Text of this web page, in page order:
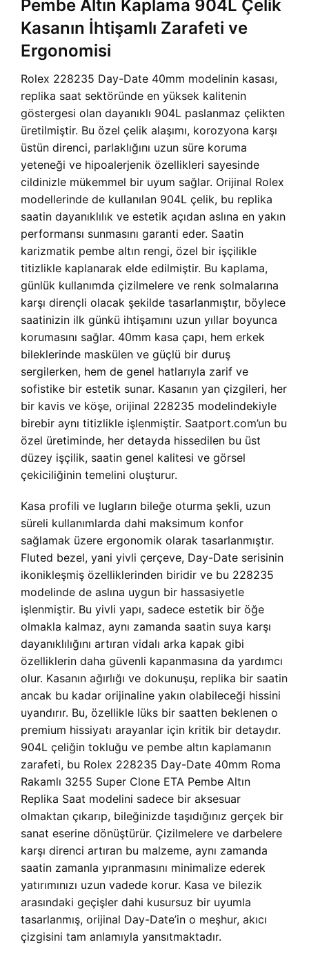
Pembe Altın Kaplama 904L Çelik
Kasanın İhtişamlı Zarafeti ve
Ergonomisi
Rolex 228235 Day-Date 40mm modelinin kasası,
replika saat sektöründe en yüksek kalitenin
göstergesi olan dayanıklı 904L paslanmaz çelikten
üretilmiştir. Bu özel çelik alaşımı, korozyona karşı
üstün direnci, parlaklığını uzun süre koruma
yeteneği ve hipoalerjenik özellikleri sayesinde
cildinizle mükemmel bir uyum sağlar. Orijinal Rolex
modellerinde de kullanılan 904L çelik, bu replika
saatin dayanıklılık ve estetik açıdan aslına en yakın
performansı sunmasını garanti eder. Saatin
karizmatik pembe altın rengi, özel bir işçilikle
titizlikle kaplanarak elde edilmiştir. Bu kaplama,
günlük kullanımda çizilmelere ve renk solmalarına
karşı dirençli olacak şekilde tasarlanmıştır, böylece
saatinizin ilk günkü ihtişamını uzun yıllar boyunca
korumasını sağlar. 40mm kasa çapı, hem erkek
bileklerinde maskülen ve güçlü bir duruş
sergilerken, hem de genel hatlarıyla zarif ve
sofistike bir estetik sunar. Kasanın yan çizgileri, her
bir kavis ve köşe, orijinal 228235 modelindekiyle
birebir aynı titizlikle işlenmiştir. Saatport.com’un bu
özel üretiminde, her detayda hissedilen bu üst
düzey işçilik, saatin genel kalitesi ve görsel
çekiciliğinin temelini oluşturur.
Kasa profili ve lugların bileğe oturma şekli, uzun
süreli kullanımlarda dahi maksimum konfor
sağlamak üzere ergonomik olarak tasarlanmıştır.
Fluted bezel, yani yivli çerçeve, Day-Date serisinin
ikonikleşmiş özelliklerinden biridir ve bu 228235
modelinde de aslına uygun bir hassasiyetle
işlenmiştir. Bu yivli yapı, sadece estetik bir öğe
olmakla kalmaz, aynı zamanda saatin suya karşı
dayanıklılığını artıran vidalı arka kapak gibi
özelliklerin daha güvenli kapanmasına da yardımcı
olur. Kasanın ağırlığı ve dokunuşu, replika bir saatin
ancak bu kadar orijinaline yakın olabileceği hissini
uyandırır. Bu, özellikle lüks bir saatten beklenen o
premium hissiyatı arayanlar için kritik bir detaydır.
904L çeliğin tokluğu ve pembe altın kaplamanın
zarafeti, bu Rolex 228235 Day-Date 40mm Roma
Rakamlı 3255 Super Clone ETA Pembe Altın
Replika Saat modelini sadece bir aksesuar
olmaktan çıkarıp, bileğinizde taşıdığınız gerçek bir
sanat eserine dönüştürür. Çizilmelere ve darbelere
karşı direnci artıran bu malzeme, aynı zamanda
saatin zamanla yıpranmasını minimalize ederek
yatırımınızı uzun vadede korur. Kasa ve bilezik
arasındaki geçişler dahi kusursuz bir uyumla
tasarlanmış, orijinal Day-Date’in o meşhur, akıcı
çizgisini tam anlamıyla yansıtmaktadır.